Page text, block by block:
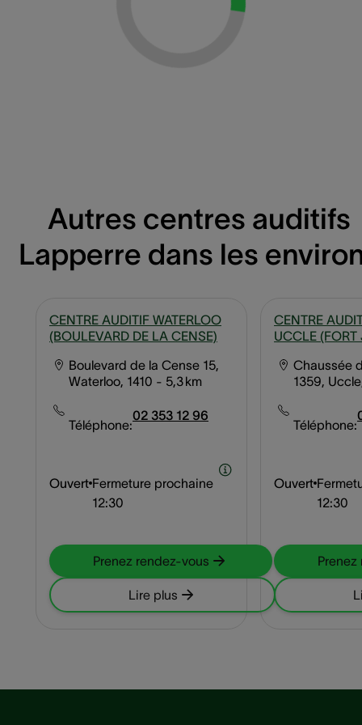
Autres centres auditifs
Lapperre dans les
CENTRE AUDITIF WATERLOO
(BOULEVARD DE LA CENSE)
Boulevard de la Cense 15,
Waterloo, 1410 - 5,3 km
Téléphone:
02 353 12 96
Ouvert Fermeture prochaine
12:30
Prenez rendez-vous
Lire plus
CENTRE
UCCLE
Chaussée
1359,
Téléphone:
Ouvert
12:30